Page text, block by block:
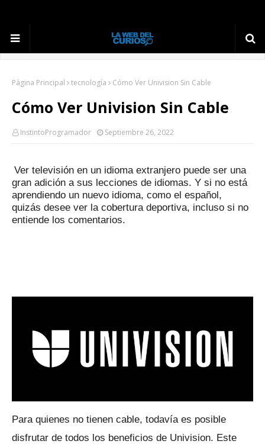
Página Principal tecnología Cómo Ver Univision Sin Cable
Cómo Ver Univision Sin Cable
InstintoProgramador Septiembre 26, 2022
Ver televisión en un idioma extranjero puede ser una
gran adición a sus lecciones de idiomas. Y si no está
aprendiendo un nuevo idioma, como el español,
quizás desee ver la cobertura deportiva, incluso si no
entiende los comentarios.
Para quienes no tienen cable, todavía es posible
disfrutar de todos los beneficios de Univision. Este